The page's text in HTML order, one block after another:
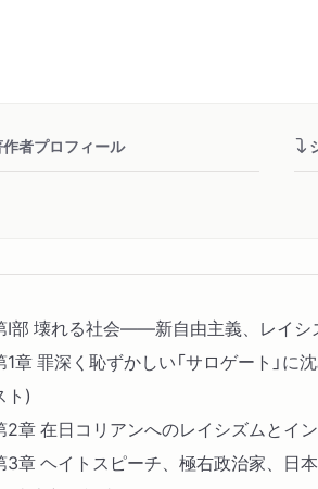
者プロフィール
I部 壊れる社会――新自由主義、レイシ
1章 罪深く恥ずかしい「サロゲート」に
ト)
2章 在日コリアンへのレイシズムとイ
3章 ヘイトスピーチ、極右政治家、